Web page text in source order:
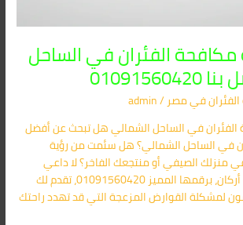
مكافحة الفئران في الساحل
في مصر/
admin
الفئران في الساحل الشمالي هل تبحث عن أفضل
في الساحل الشمالي؟ هل سئمت من رؤية
منزلك الصيفي أو منتجعك الفاخر؟ لا داعي
للقلق بعد الآن! شركة أركان، برقمها المميز 01091560420، تقدم لك
لمشكلة القوارض المزعجة التي قد تهدد راحتك